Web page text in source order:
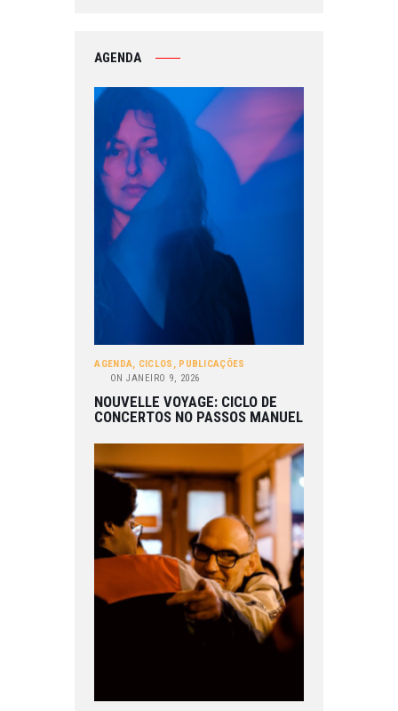
AGENDA
AGENDA, CICLOS , PUBLICAÇÕES
ON JANEIRO 9, 2026
NOUVELLE VOYAGE: CICLO DE
CONCERTOS NO PASSOS MANUEL